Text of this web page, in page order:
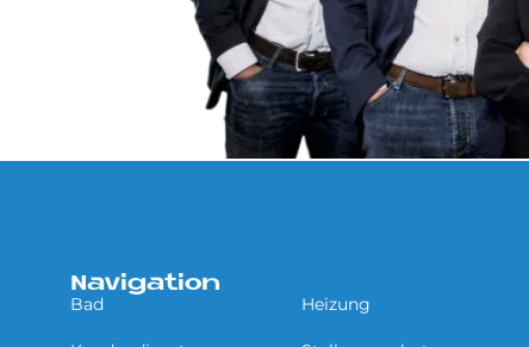
Navigation
Bad Heizung